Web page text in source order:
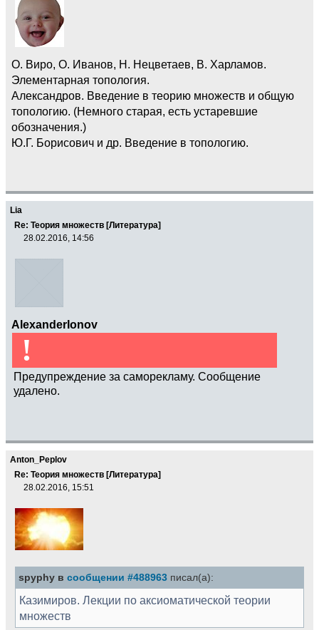
О. Виро, О. Иванов, Н. Нецветаев, В. Харламов.
Элементарная топология.
Александров. Введение в теорию множеств и общую
топологию. (Немного старая, есть устаревшие
обозначения.)
Ю.Г. Борисович и др. Введение в топологию.
Lia
Re: Теория множеств [Литература]
28.02.2016, 14:56
AlexanderIonov
!
Предупреждение за саморекламу. Сообщение
удалено.
Anton_Peplov
Re: Теория множеств [Литература]
28.02.2016, 15:51
spyphy в сообщении #488963 писал(а):
Казимиров. Лекции по аксиоматической теории
множеств